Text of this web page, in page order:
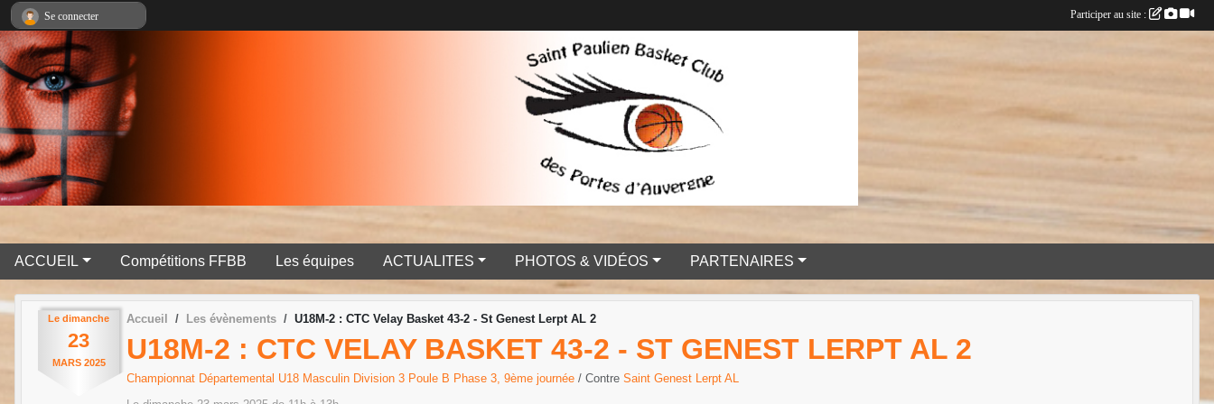
ACCUEIL Compétitions FFBB Les équipes ACTUALITES PHOTOS & VIDÉOS PARTENAIRES
Le dimanche
23
MARS 2025
Accueil Les évènements U18M-2 : CTC Velay Basket 43-2 - St Genest Lerpt AL 2
U18M-2 : CTC VELAY BASKET 43-2 - ST GENEST LERPT AL 2
Championnat Départemental U18 Masculin Division 3 Poule B Phase 3, 9ème journée / Contre Saint Genest Lerpt AL
Se connecter Participer au site :
Panneau de gestion des cookies